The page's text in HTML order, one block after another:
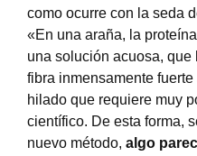
como ocurre con la seda
«En una araña, la
una solución acuosa,
fibra inmensamente
hilado que requiere muy
científico. De esta forma,
nuevo método, algo